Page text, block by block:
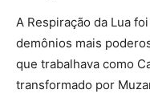
A Respiração da Lua
demônios mais
que trabalhava como
transformado por